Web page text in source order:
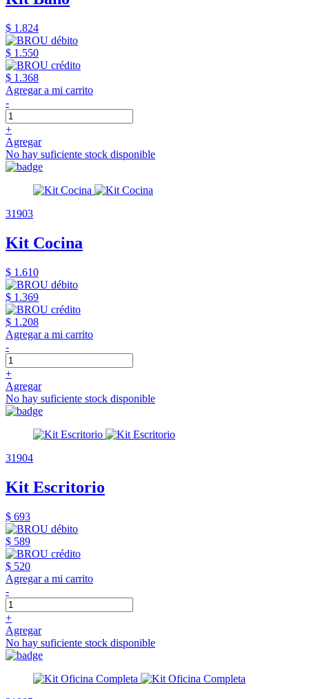
$ 1.824
$ 1.550
$ 1.368
Agregar a mi carrito
-
+
Agregar
No hay suficiente stock disponible
31903
Kit Cocina
$ 1.610
$ 1.369
$ 1.208
Agregar a mi carrito
-
+
Agregar
No hay suficiente stock disponible
31904
Kit Escritorio
$ 693
$ 589
$ 520
Agregar a mi carrito
-
+
Agregar
No hay suficiente stock disponible